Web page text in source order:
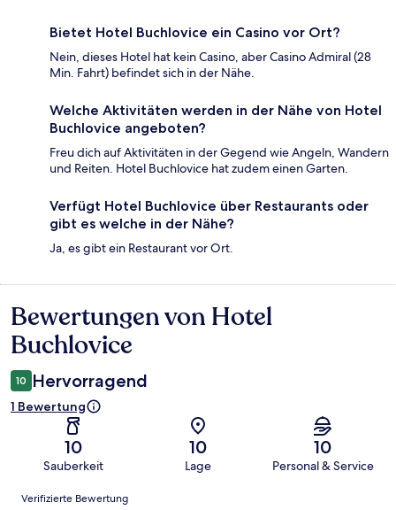
Bietet Hotel Buchlovice ein Casino vor Ort?
Nein, dieses Hotel hat kein Casino, aber Casino Admiral (28
Min. Fahrt) befindet sich in der Nähe.
Welche Aktivitäten werden in der Nähe von Hotel
Buchlovice angeboten?
Freu dich auf Aktivitäten in der Gegend wie Angeln, Wandern
und Reiten. Hotel Buchlovice hat zudem einen Garten.
Verfügt Hotel Buchlovice über Restaurants oder
gibt es welche in der Nähe?
Ja, es gibt ein Restaurant vor Ort.
Bewertungen
Bewertungen von Hotel
Buchlovice
10 Hervorragend
1 Bewertung
10
Sauberkeit
10
Lage
10
Personal & Service
Bewertungen
Verifizierte Bewertung